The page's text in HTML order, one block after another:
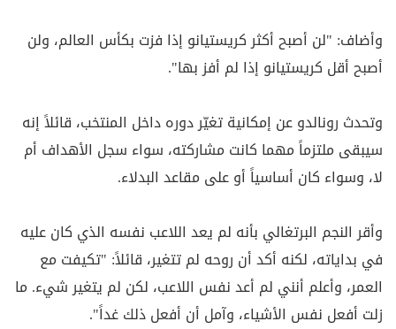
وأضاف: "لن أصبح أكثر كريستيانو إذا فزت بكأس العالم، ولن
أصبح أقل كريستيانو إذا لم أفز بها".
وتحدث رونالدو عن إمكانية تغيّر دوره داخل المنتخب، قائلاً إنه
سيبقى ملتزماً مهما كانت مشاركته، سواء سجل الأهداف أم
لا، وسواء كان أساسياً أو على مقاعد البدلاء.
وأقر النجم البرتغالي بأنه لم يعد اللاعب نفسه الذي كان عليه
في بداياته، لكنه أكد أن روحه لم تتغير، قائلاً: "تكيفت مع
العمر، وأعلم أنني لم أعد نفس اللاعب، لكن لم يتغير شيء. ما
زلت أفعل نفس الأشياء، وآمل أن أفعل ذلك غداً".